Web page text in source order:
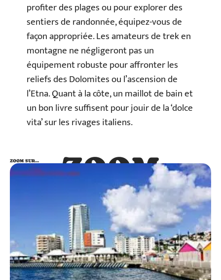
profiter des plages ou pour explorer des
sentiers de randonnée, équipez-vous de
façon appropriée. Les amateurs de trek en
montagne ne négligeront pas un
équipement robuste pour affronter les
reliefs des Dolomites ou l’ascension de
l’Etna. Quant à la côte, un maillot de bain et
un bon livre suffisent pour jouir de la ‘dolce
vita’ sur les rivages italiens.
ZOOM
SUR…
ZOOM SUR…